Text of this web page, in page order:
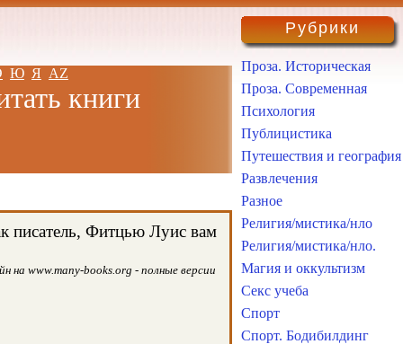
Ю Я AZ
книги
писатель, Фитцью Луис вам
на www.many-books.org - полные версии
Рубрики
Проза. Историческая
Проза. Современная
Психология
Публицистика
Путешествия и география
Развлечения
Разное
Религия/мистика/нло
Религия/мистика/нло.
Магия и оккультизм
Секс учеба
Спорт
Спорт. Бодибилдинг